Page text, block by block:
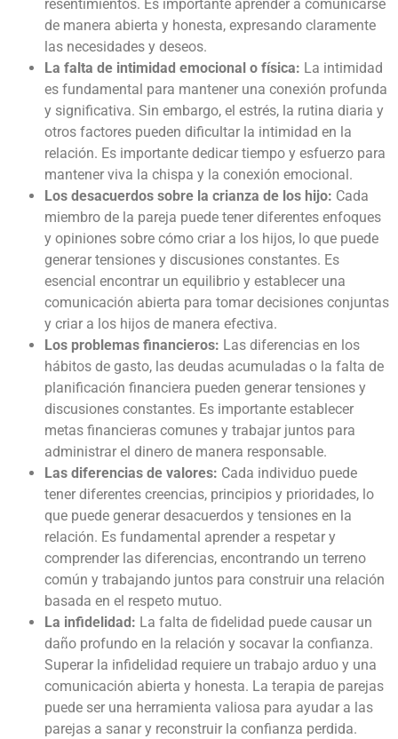
resentimientos. Es importante aprender a comunicarse
de manera abierta y honesta, expresando claramente
las necesidades y deseos.
La falta de intimidad emocional o física: La intimidad
es fundamental para mantener una conexión profunda
y significativa. Sin embargo, el estrés, la rutina diaria y
otros factores pueden dificultar la intimidad en la
relación. Es importante dedicar tiempo y esfuerzo para
mantener viva la chispa y la conexión emocional.
Los desacuerdos sobre la crianza de los hijo: Cada
miembro de la pareja puede tener diferentes enfoques
y opiniones sobre cómo criar a los hijos, lo que puede
generar tensiones y discusiones constantes. Es
esencial encontrar un equilibrio y establecer una
comunicación abierta para tomar decisiones conjuntas
y criar a los hijos de manera efectiva.
Los problemas financieros: Las diferencias en los
hábitos de gasto, las deudas acumuladas o la falta de
planificación financiera pueden generar tensiones y
discusiones constantes. Es importante establecer
metas financieras comunes y trabajar juntos para
administrar el dinero de manera responsable.
Las diferencias de valores: Cada individuo puede
tener diferentes creencias, principios y prioridades, lo
que puede generar desacuerdos y tensiones en la
relación. Es fundamental aprender a respetar y
comprender las diferencias, encontrando un terreno
común y trabajando juntos para construir una relación
basada en el respeto mutuo.
La infidelidad: La falta de fidelidad puede causar un
daño profundo en la relación y socavar la confianza.
Superar la infidelidad requiere un trabajo arduo y una
comunicación abierta y honesta. La terapia de parejas
puede ser una herramienta valiosa para ayudar a las
parejas a sanar y reconstruir la confianza perdida.